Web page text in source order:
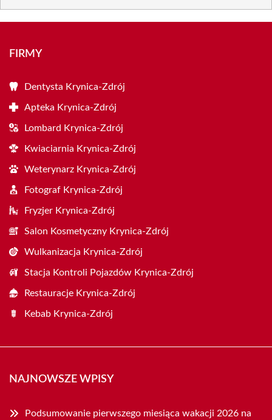
FIRMY
Dentysta Krynica-Zdrój
Apteka Krynica-Zdrój
Lombard Krynica-Zdrój
Kwiaciarnia Krynica-Zdrój
Weterynarz Krynica-Zdrój
Fotograf Krynica-Zdrój
Fryzjer Krynica-Zdrój
Salon Kosmetyczny Krynica-Zdrój
Wulkanizacja Krynica-Zdrój
Stacja Kontroli Pojazdów Krynica-Zdrój
Restauracje Krynica-Zdrój
Kebab Krynica-Zdrój
NAJNOWSZE WPISY
Podsumowanie pierwszego miesiąca wakacji 2026 na